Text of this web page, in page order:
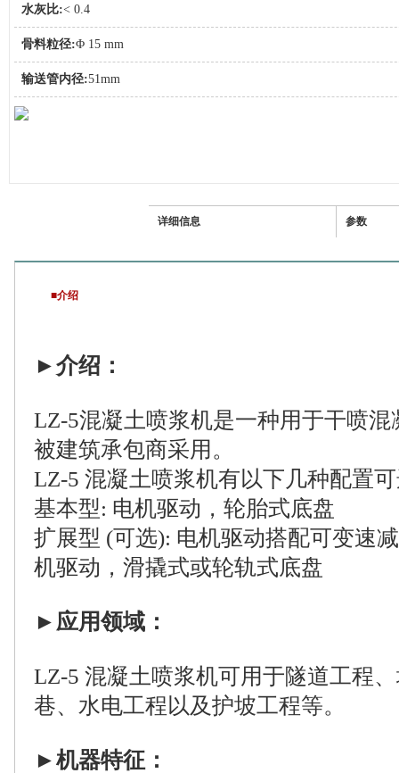
水灰比:< 0.4
骨料粒径:Φ 15 mm
输送管内径:51mm
详细信息 参数
■介绍
►介绍：
LZ-5混凝土喷浆机是一种用于干喷
被建筑承包商采用。
LZ-5 混凝土喷浆机有以下几种配置
基本型: 电机驱动，轮胎式底盘
扩展型 (可选): 电机驱动搭配可变速
机驱动，滑撬式或轮轨式底盘
► 应用领域：
LZ-5 混凝土喷浆机可用于隧道工程
巷、水电工程以及护坡工程等。
►机器特征：